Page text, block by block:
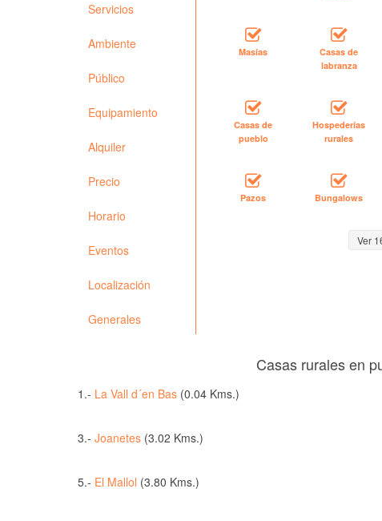
Servicios
Ambiente
Público
Equipamiento
Alquiler
Precio
Horario
Eventos
Localización
Generales
Masías
Casas de
labranza
Casas de
pueblo
Hospederías
rurales
Pazos Bungalows
Ver
Casas rurales en
1.- La Vall d´en Bas(0.04 Kms.)
3.- Joanetes(3.02 Kms.)
5.- El Mallol (3.80 Kms.)